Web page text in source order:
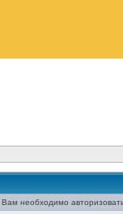
Вам необходимо